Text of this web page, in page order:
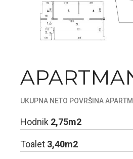
UKUPNA NETO POVRŠINA
Hodnik 2,75m2
Toalet 3,40m2